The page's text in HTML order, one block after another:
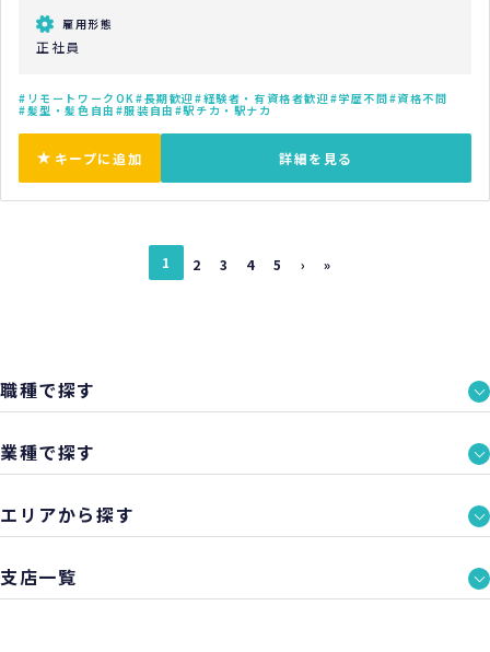
雇用形態
正社員
リモートワークOK 長期歓迎 経験者・有資格者歓迎 学歴不問 資格不問
髪型・髪色自由 服装自由 駅チカ・駅ナカ
キープに追加 詳細を見る
1 2 3 4 5 › »
職種で探す
業種で探す
エリアから探す
支店一覧